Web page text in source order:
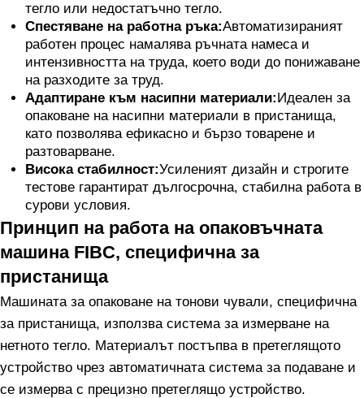
тегло или недостатъчно тегло.
Спестяване на работна ръка:Автоматизираният
работен процес намалява ръчната намеса и
интензивността на труда, което води до понижаване
на разходите за труд.
Адаптиране към насипни материали:Идеален за
опаковане на насипни материали в пристанища,
като позволява ефикасно и бързо товарене и
разтоварване.
Висока стабилност:Усиленият дизайн и строгите
тестове гарантират дългосрочна, стабилна работа в
сурови условия.
Принцип на работа на опаковъчната
машина FIBC, специфична за
пристанища
Машината за опаковане на тонови чували, специфична
за пристанища, използва система за измерване на
нетното тегло. Материалът постъпва в претеглящото
устройство чрез автоматичната система за подаване и
се измерва с прецизно претеглящо устройство.